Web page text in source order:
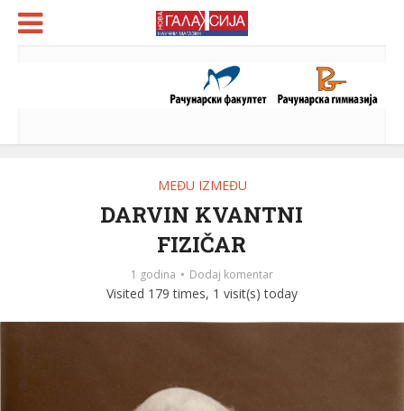
MEĐU IZMEĐU
DARVIN KVANTNI
FIZIČAR
1 godina Dodaj komentar
Visited 179 times, 1 visit(s) today